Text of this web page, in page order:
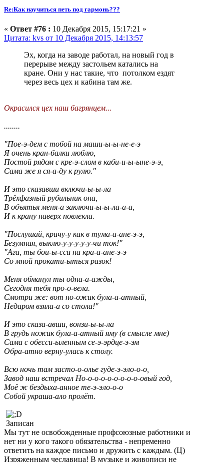
Re:Как научиться петь под гармонь???
« Ответ #76 : 10 Декабря 2015, 15:17:21 »
Цитата: kvs от 10 Декабря 2015, 14:13:57
Эх, когда на заводе работал, на новый год в
перерыве между застольем катались на
кране. Они у нас такие, что потолком ездят
через весь цех и кабина там же.
Окрасился цех наш багрянцем...
........
"Пое-э-дем с тобой на маши-ы-ы-не-е-э
Я очень кран-балки люблю,
Постой рядом с кре-э-слом в каби-и-ы-ыне-э-э,
Сама же я ся-а-ду к рулю."
И это сказавши включи-ы-ы-ла
Трёхфазный рубильник она,
В объятья меня-а заключи-ы-ы-ла-а-а,
И к крану наверх повлекла.
"Послушай, кричу-у как в тума-а-ане-э-э,
Безумная, выклю-у-у-у-у-у-чи ток!"
"Ага, ты бои-ы-сси на кра-а-ане-э-э
Со мной прокати-ыться разок!
Меня обманул ты одна-а-ажды,
Сегодня тебя про-о-вела.
Смотри же: вот но-ожик була-а-атный,
Недаром взяла-а со стола!"
И это сказа-авши, вонзи-ы-ы-ла
В грудь ножик була-а-атный яму (в смысле мне)
Сама с обесси-ыленным се-э-эрдце-э-эм
Обра-атно верну-улась к столу.
Всю ночь там засто-о-олье гуде-э-эло-о-о,
Завод наш встречал Но-о-о-о-о-о-о-о-о-овый год,
Моё ж бездыха-анное те-э-эло-о-о
Собой украша-ало пролёт.
Записан
Мы тут не освобожденные профсоюзные работники и
нет ни у кого такого обязательства - непременно
ответить на каждое письмо и дружить с каждым. (Ц)
Изряженным чеславица! В музыке и живописи не